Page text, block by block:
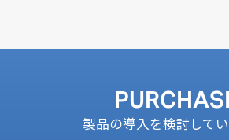
製品の導入を検討して